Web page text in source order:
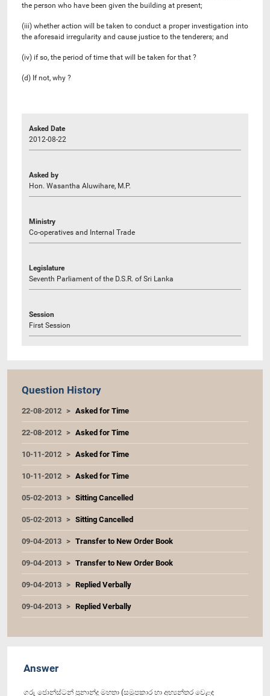
the person who have been given the building at present;
(iii) whether action will be taken to conduct a proper investigation into
the aforesaid irregularity and cause justice to the tenderers; and
(iv) if so, the period of time that will be taken for that ?
(d) If not, why ?
Asked Date
2012-08-22
Asked by
Hon. Wasantha Aluwihare, M.P.
Ministry
Co-operatives and Internal Trade
Legislature
Seventh Parliament of the D.S.R. of Sri Lanka
Session
First Session
Question History
22-08-2012 Asked for Time
22-08-2012 Asked for Time
10-11-2012 Asked for Time
10-11-2012 Asked for Time
05-02-2013 Sitting Cancelled
05-02-2013 Sitting Cancelled
09-04-2013 Transfer to New Order Book
09-04-2013 Transfer to New Order Book
09-04-2013 Replied Verbally
09-04-2013 Replied Verbally
Answer
ගරු ජොන්ස්ටන් ප්‍රනාන්දු මහතා (සමූපකාර හා අභ්‍යන්තර වෙළඳ